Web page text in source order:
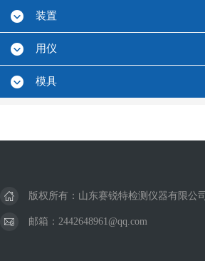
装置
用仪
模具
版权所有：山东赛锐特检测仪器有限公司
邮箱：2442648961@qq.com